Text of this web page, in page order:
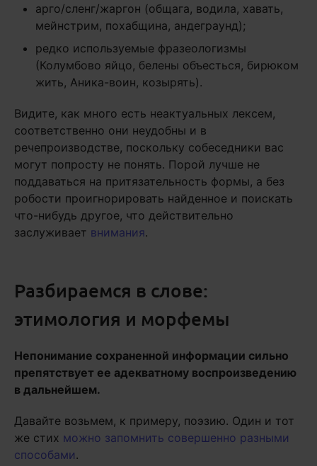
арго/сленг/жаргон (общага, водила, хавать,
мейнстрим, похабщина, андеграунд);
редко используемые фразеологизмы
(Колумбово яйцо, белены объесться, бирюком
жить, Аника-воин, козырять).
Видите, как много есть неактуальных лексем,
соответственно они неудобны и в
речепроизводстве, поскольку собеседники вас
могут попросту не понять. Порой лучше не
поддаваться на притязательность формы, а без
робости проигнорировать найденное и поискать
что-нибудь другое, что действительно
заслуживает внимания.
Разбираемся в слове:
этимология и морфемы
Непонимание сохраненной информации сильно
препятствует ее адекватному воспроизведению
в дальнейшем.
Давайте возьмем, к примеру, поэзию. Один и тот
же стих можно запомнить совершенно разными
способами.